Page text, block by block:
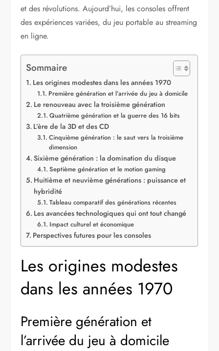
et des révolutions. Aujourd’hui, les consoles offrent
des expériences variées, du jeu portable au streaming
en ligne.
Sommaire
Les origines modestes dans les années 1970
Première génération et l’arrivée du jeu à domicile
Le renouveau avec la troisième génération
Quatrième génération et la guerre des 16 bits
L’ère de la 3D et des CD
Cinquième génération : le saut vers la troisième
dimension
Sixième génération : la domination du disque
Septième génération et le motion gaming
Huitième et neuvième générations : puissance et
hybridité
Tableau comparatif des générations récentes
Les avancées technologiques qui ont tout changé
Impact culturel et économique
Perspectives futures pour les consoles
Les origines modestes
dans les années 1970
Première génération et
l’arrivée du jeu à domicile